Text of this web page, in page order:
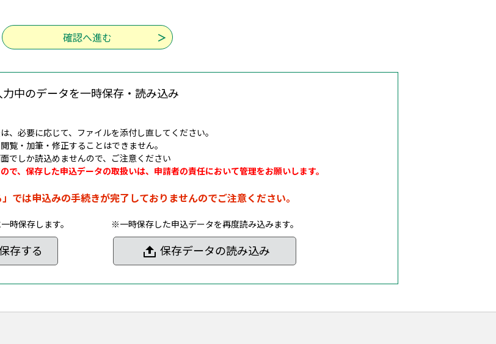
力中のデータを一時保存・読み込み
、必要に応じて、ファイルを添付し直してください。
覧・加筆・修正することはできません。
でしか読込めませんので、ご注意ください
で、保存した申込データの取扱いは、申請者の責任において管理をお願いします。
では申込みの手続きが完了しておりませんのでご注意ください。
時保存します。
存する
※一時保存した申込データを再度読み込みます。
保存データの読み込み